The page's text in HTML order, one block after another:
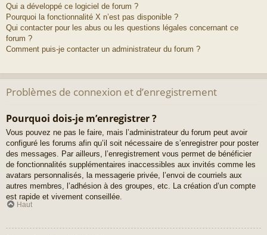
Qui a développé ce logiciel de forum ?
Pourquoi la fonctionnalité X n’est pas disponible ?
Qui contacter pour les abus ou les questions légales concernant ce
forum ?
Comment puis-je contacter un administrateur du forum ?
Problèmes de connexion et d’enregistrement
Pourquoi dois-je m’enregistrer ?
Vous pouvez ne pas le faire, mais l’administrateur du forum peut avoir
configuré les forums afin qu’il soit nécessaire de s’enregistrer pour poster
des messages. Par ailleurs, l’enregistrement vous permet de bénéficier
de fonctionnalités supplémentaires inaccessibles aux invités comme les
avatars personnalisés, la messagerie privée, l’envoi de courriels aux
autres membres, l’adhésion à des groupes, etc. La création d’un compte
est rapide et vivement conseillée.
Haut